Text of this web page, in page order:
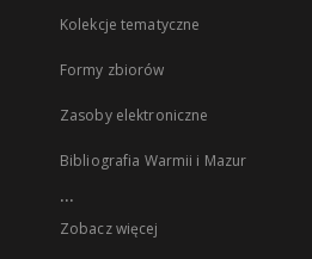
Kolekcje tematyczne
Formy zbiorów
Zasoby elektroniczne
Bibliografia Warmii i Mazur
...
Zobacz więcej